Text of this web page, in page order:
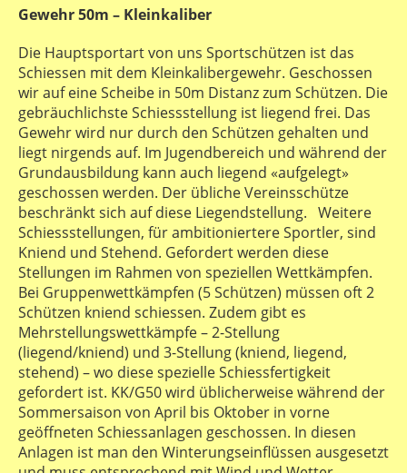
Gewehr 50m – Kleinkaliber
Die Hauptsportart von uns Sportschützen ist das
Schiessen mit dem Kleinkalibergewehr. Geschossen
wir auf eine Scheibe in 50m Distanz zum Schützen. Die
gebräuchlichste Schiessstellung ist liegend frei. Das
Gewehr wird nur durch den Schützen gehalten und
liegt nirgends auf. Im Jugendbereich und während der
Grundausbildung kann auch liegend «aufgelegt»
geschossen werden. Der übliche Vereinsschütze
beschränkt sich auf diese Liegendstellung. Weitere
Schiessstellungen, für ambitioniertere Sportler, sind
Kniend und Stehend. Gefordert werden diese
Stellungen im Rahmen von speziellen Wettkämpfen.
Bei Gruppenwettkämpfen (5 Schützen) müssen oft 2
Schützen kniend schiessen. Zudem gibt es
Mehrstellungswettkämpfe – 2-Stellung
(liegend/kniend) und 3-Stellung (kniend, liegend,
stehend) – wo diese spezielle Schiessfertigkeit
gefordert ist. KK/G50 wird üblicherweise während der
Sommersaison von April bis Oktober in vorne
geöffneten Schiessanlagen geschossen. In diesen
Anlagen ist man den Winterungseinflüssen ausgesetzt